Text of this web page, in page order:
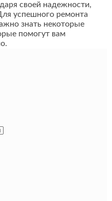
своей надежности,
успешного ремонта
знать некоторые
помогут вам